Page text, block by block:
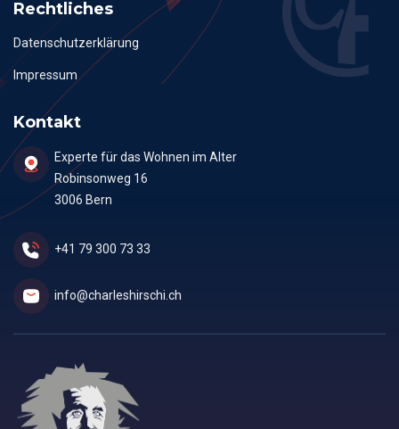
Rechtliches
Datenschutzerklärung
Impressum
Kontakt
Experte für das Wohnen im Alter
Robinsonweg 16
3006 Bern
+41 79 300 73 33
info@charleshirschi.ch